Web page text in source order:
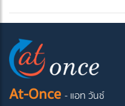
At-Once - แอท วันซ์